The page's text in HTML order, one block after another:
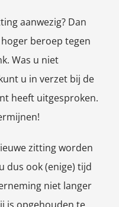
aanwezig? Dan
beroep tegen
Was u niet
u in verzet bij de
heeft uitgesproken.
zitting worden
dus ook (enige) tijd
niet langer